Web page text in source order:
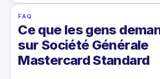
FAQ
Ce que les gens
sur Société Générale
Mastercard Standard